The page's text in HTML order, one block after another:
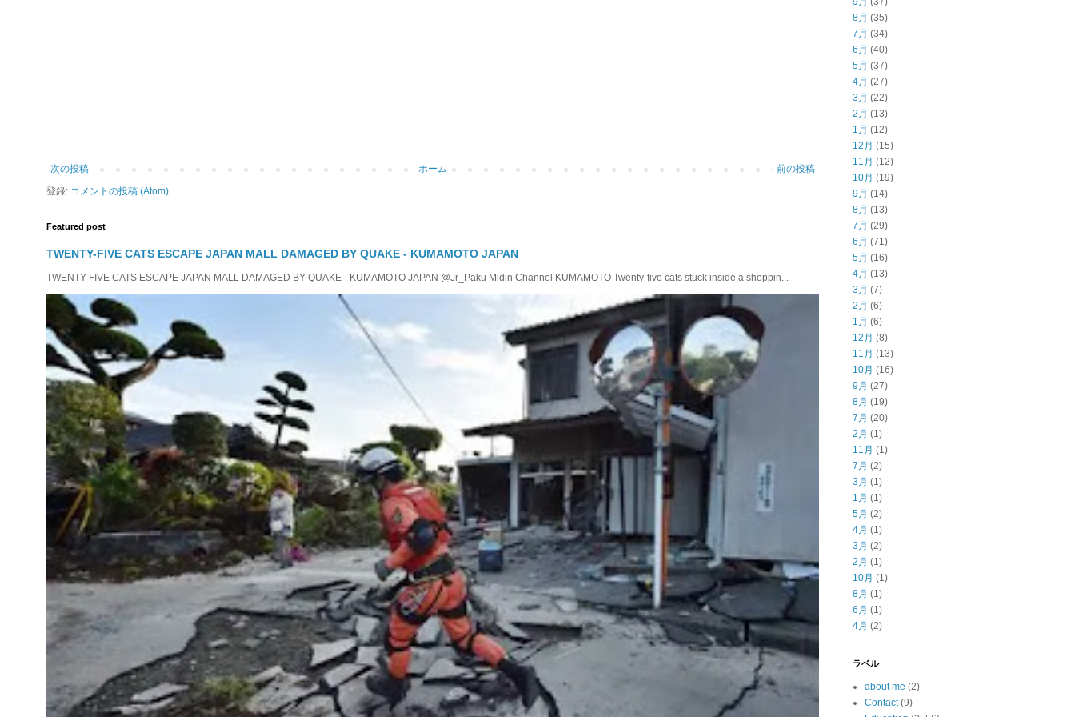
次の投稿 前の投稿
ホーム
登録: コメントの投稿 (Atom)
Featured post
TWENTY-FIVE CATS ESCAPE JAPAN MALL DAMAGED BY QUAKE - KUMAMOTO JAPAN
TWENTY-FIVE CATS ESCAPE JAPAN MALL DAMAGED BY QUAKE - KUMAMOTO JAPAN @Jr_Paku Midin Channel KUMAMOTO Twenty-five cats stuck inside a shoppin...
8月 (35)
7月 (34)
6月 (40)
5月 (37)
4月 (27)
3月 (22)
2月 (13)
1月 (12)
12月 (15)
11月 (12)
10月 (19)
9月 (14)
8月 (13)
7月 (29)
6月 (71)
5月 (16)
4月 (13)
3月 (7)
2月 (6)
1月 (6)
12月 (8)
11月 (13)
10月 (16)
9月 (27)
8月 (19)
7月 (20)
2月 (1)
11月 (1)
7月 (2)
3月 (1)
1月 (1)
5月 (2)
4月 (1)
3月 (2)
2月 (1)
10月 (1)
8月 (1)
6月 (1)
4月 (2)
ラベル
about me (2)
Contact (9)